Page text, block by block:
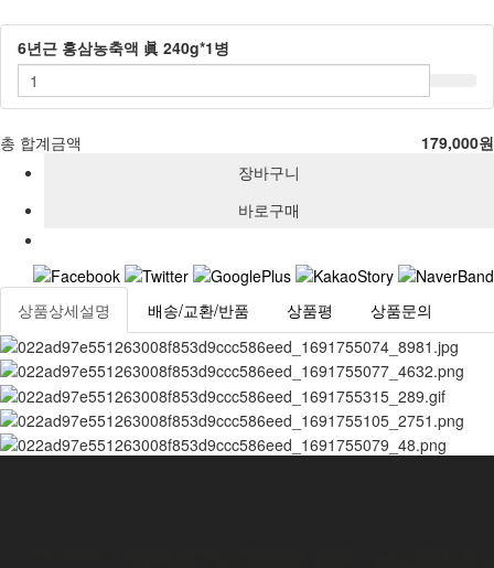
6년근 홍삼농축액 眞 240g*1병
총 합계금액 179,000원
상품상세설명 배송/교환/반품 상품평 상품문의